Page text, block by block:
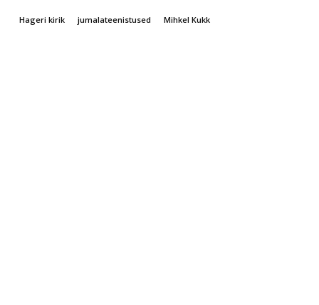
Hageri kirik jumalateenistused Mihkel Kukk